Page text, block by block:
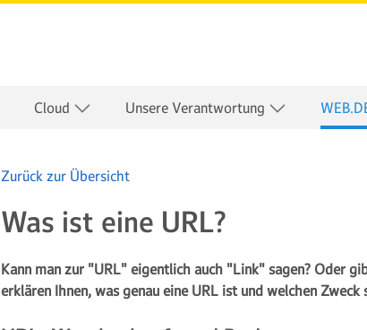
Cloud Unsere Verantwortung
Zurück zur Übersicht
Was ist eine URL?
Kann man zur "URL" eigentlich auch "Link" sagen? Oder
erklären Ihnen, was genau eine URL ist und welchen